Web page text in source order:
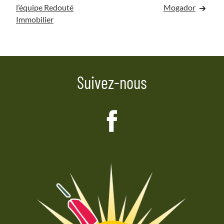
de
l’équipe Redouté
Immobilier
Mogador
Suivez-nous